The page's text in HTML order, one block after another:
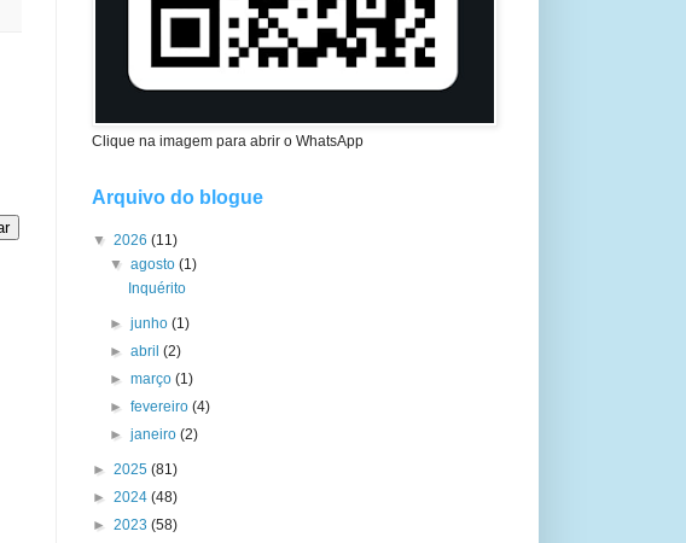
Clique na imagem para abrir o WhatsApp
Arquivo do blogue
▼ 2026 (11)
▼agosto(1)
Inquérito
►junho(1)
►abril(2)
►março(1)
►fevereiro(4)
►janeiro(2)
► 2025 (81)
► 2024 (48)
► 2023 (58)